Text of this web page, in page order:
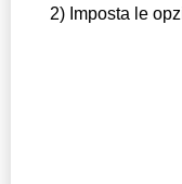
2) Imposta le